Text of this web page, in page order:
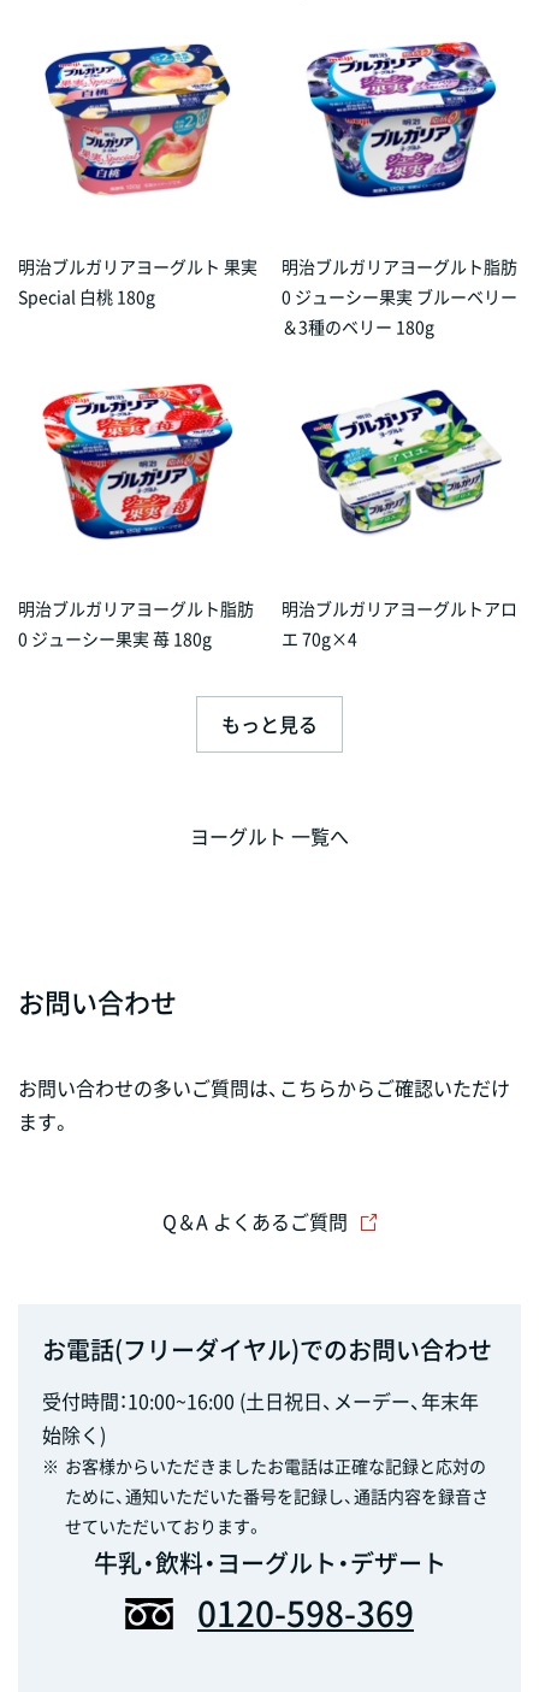
明治ブルガリアヨーグルト 果実
Special 白桃 180g
明治ブルガリアヨーグルト脂肪
0 ジューシー果実 ブルーベリー
＆3種のベリー 180g
明治ブルガリアヨーグルト脂肪
0 ジューシー果実 苺 180g
明治ブルガリアヨーグルトアロ
エ 70g×4
もっと見る
ヨーグルト 一覧へ
お問い合わせ
お問い合わせの多いご質問は、こちらからご確認いただけ
ます。
Q＆A よくあるご質問
お電話(フリーダイヤル)でのお問い合わせ
受付時間：10:00~16:00 (土日祝日、メーデー、年末年
始除く)
※ お客様からいただきましたお電話は正確な記録と応対の
ために、通知いただいた番号を記録し、通話内容を録音さ
せていただいております。
牛乳・飲料・ヨーグルト・デザート
0120-598-369